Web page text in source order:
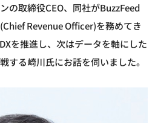
の取締役CEO、同社がBuzzFeed
Revenue Officer)を務めてき
を推進し、次はデータを軸にした
する崎川氏にお話を伺いました。